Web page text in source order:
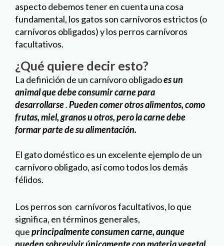
aspecto debemos tener en cuenta una cosa
fundamental, los gatos son carnívoros estrictos (o
carnívoros obligados) y los perros carnívoros
facultativos.
¿Qué quiere decir esto?
La definición de un carnívoro obligadoes un
animal que debe consumir carne para
desarrollarse.Pueden comer otros alimentos, como
frutas, miel, granos u otros, pero la carne debe
formar parte de su alimentación.
El gato doméstico es un excelente ejemplo de un
carnívoro obligado, así como todos los demás
félidos.
Los perros son carnívoros facultativos, lo que
significa, en términos generales,
queprincipalmente consumen carne, aunque